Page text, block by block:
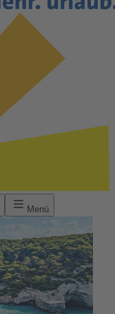
Menü